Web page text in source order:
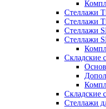
Стеллажи
Стеллажи
Стеллажи
Стеллажи
Складские
Складские
Стеллажи